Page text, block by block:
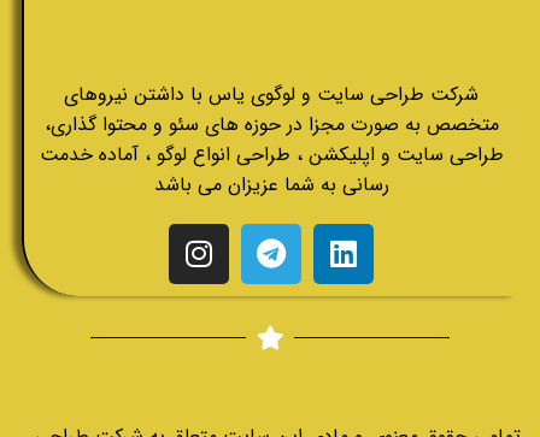
شرکت طراحی سایت و لوگوی یاس با داشتن نیروهای
متخصص به صورت مجزا در حوزه های سئو و محتوا گذاری،
طراحی سایت و اپلیکشن ، طراحی انواع لوگو ، آماده خدمت
رسانی به شما عزیزان می باشد